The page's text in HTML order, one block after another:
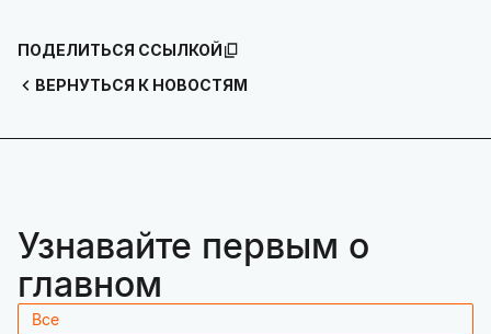
ВЕРНУТЬСЯ К НОВОСТЯМ
ПОДЕЛИТЬСЯ ССЫЛКОЙ
Узнавайте первым о
главном
Все